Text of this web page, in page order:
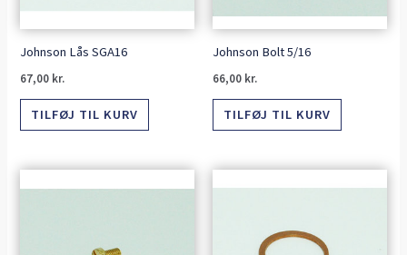
Johnson Lås SGA16
67,00 kr.
TILFØJ TIL KURV
Johnson Bolt 5/16
66,00 kr.
TILFØJ TIL KURV